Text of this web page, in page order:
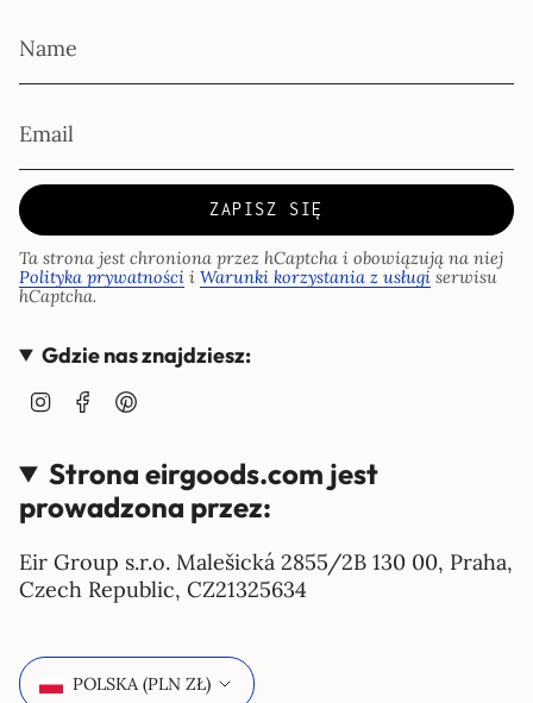
ZAPISZ SIĘ
Ta strona jest chroniona przez hCaptcha i obowiązują na niej
Polityka prywatności i Warunki korzystania z usługi serwisu
hCaptcha.
Gdzie nas znajdziesz:
t
a
g
a
m
e
b
o
k
t
r
s
t
Strona eirgoods.com jest
prowadzona przez:
Eir Group s.r.o. Malešická 2855/2B 130 00, Praha,
Czech Republic, CZ21325634
Waluta POLSKA (PLN ZŁ)